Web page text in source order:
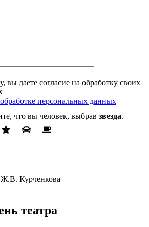
вы даете согласие на обработку своих
персональных данных
что вы человек, выбрав звезда.
Курченкова
театра